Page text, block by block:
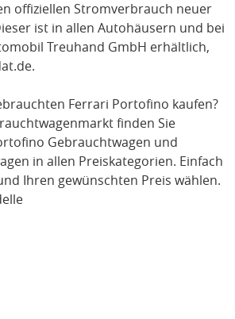
offiziellen Stromverbrauch neuer
ist in allen Autohäusern und bei
Treuhand GmbH erhältlich,
.
Ferrari Portofino kaufen?
finden Sie
Gebrauchtwagen und
in allen Preiskategorien. Einfach
Ihren gewünschten Preis wählen.